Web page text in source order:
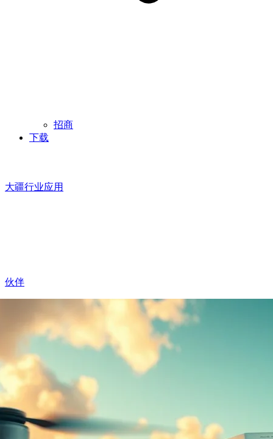
招商
下载
大疆行业应用
伙伴